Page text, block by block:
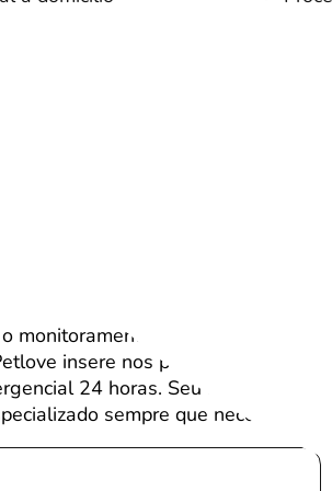
Veterinário Irrestrito
monitoramento regular é vital para
insere nos planos consultas
24 horas. Seu amigo recebe
sempre que necessário.